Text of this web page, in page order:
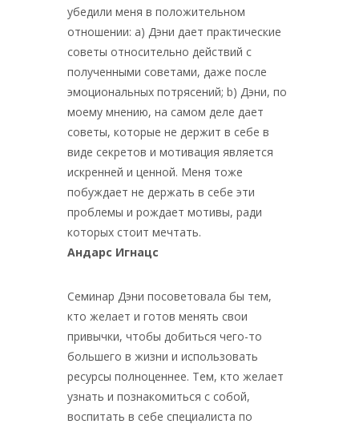
убедили меня в положительном
отношении: а) Дэни дает практические
советы относительно действий с
полученными советами, даже после
эмоциональных потрясений; b) Дэни, по
моему мнению, на самом деле дает
советы, которые не держит в себе в
виде секретов и мотивация является
искренней и ценной. Меня тоже
побуждает не держать в себе эти
проблемы и рождает мотивы, ради
которых стоит мечтать.
Андарс Игнацс
Семинар Дэни посоветовала бы тем,
кто желает и готов менять свои
привычки, чтобы добиться чего-то
большего в жизни и использовать
ресурсы полноценнее. Тем, кто желает
узнать и познакомиться с собой,
воспитать в себе специалиста по